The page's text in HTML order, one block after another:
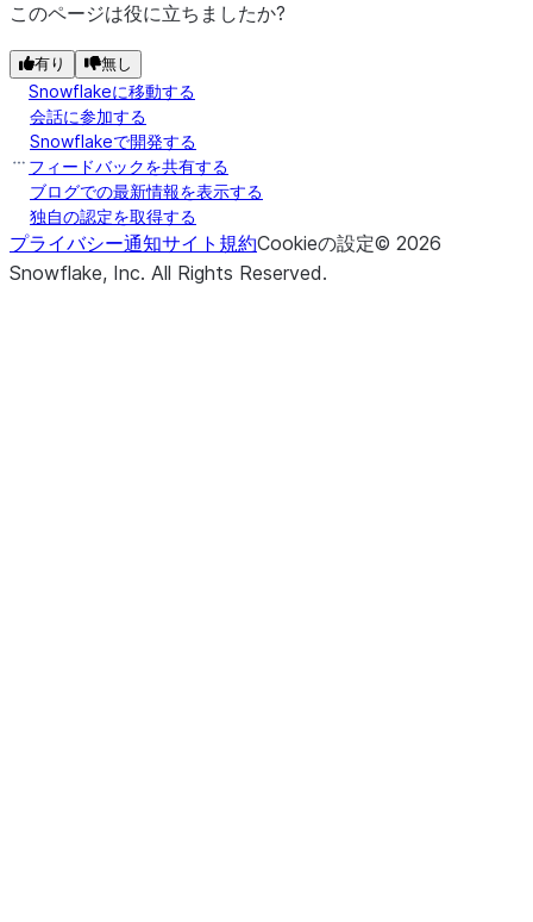
このページは役に立ちましたか?
有り 無し
Snowflakeに移動する
会話に参加する
Snowflakeで開発する
フィードバックを共有する
ブログでの最新情報を表示する
独自の認定を取得する
プライバシー通知サイト規約Cookieの設定© 2026
Snowflake, Inc. All Rights Reserved.